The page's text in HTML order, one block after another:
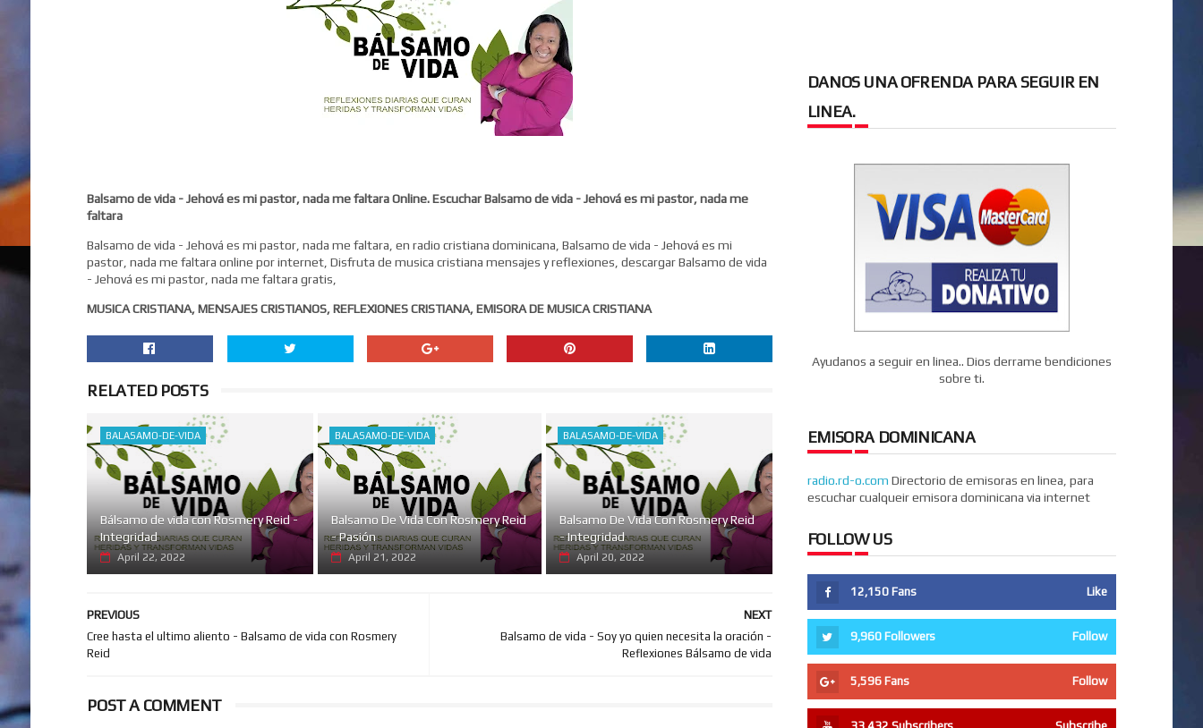
Balsamo de vida - Jehová es mi pastor, nada me faltara Online. Escuchar Balsamo de vida - Jehová es mi pastor, nada me
faltara
Balsamo de vida - Jehová es mi pastor, nada me faltara, en radio cristiana dominicana, Balsamo de vida - Jehová es mi
pastor, nada me faltara online por internet, Disfruta de musica cristiana mensajes y reflexiones, descargar Balsamo de vida
- Jehová es mi pastor, nada me faltara gratis,
MUSICA CRISTIANA, MENSAJES CRISTIANOS, REFLEXIONES CRISTIANA, EMISORA DE MUSICA CRISTIANA
RELATED POSTS
BALASAMO-DE-VIDA
Bálsamo de vida con Rosmery Reid -
Integridad
April 22, 2022
BALASAMO-DE-VIDA
Balsamo De Vida Con Rosmery Reid
- Pasión
April 21, 2022
BALASAMO-DE-VIDA
Balsamo De Vida Con Rosmery Reid
- Integridad
April 20, 2022
NEXT
Balsamo de vida - Soy yo quien necesita la oración -
Reflexiones Bálsamo de vida
PREVIOUS
Cree hasta el ultimo aliento - Balsamo de vida con Rosmery
Reid
POST A COMMENT
DANOS UNA OFRENDA PARA SEGUIR EN
LINEA.
Ayudanos a seguir en linea.. Dios derrame bendiciones
sobre ti.
EMISORA DOMINICANA
radio.rd-o.com Directorio de emisoras en linea, para
escuchar cualqueir emisora dominicana via internet
FOLLOW US
12,150 Fans Like
9,960 Followers Follow
5,596 Fans Follow